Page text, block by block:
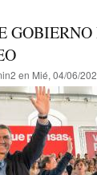
en Mié, 04/06/